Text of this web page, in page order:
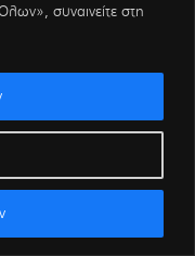
συναινείτε στη